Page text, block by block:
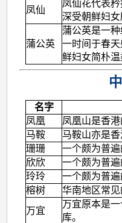
凤仙
凤仙花代表
深受朝鲜妇女
蒲公英
蒲公英是一
一时间于春
鲜妇女简朴温
名字
凤凰
凤凰山是香港
马鞍
马鞍山亦是香
珊珊
一个颇为普遍
欣欣
一个颇为普遍
玲玲
一个颇为普遍
榕树
华南地区常见
万宜
万宜原本是
库。